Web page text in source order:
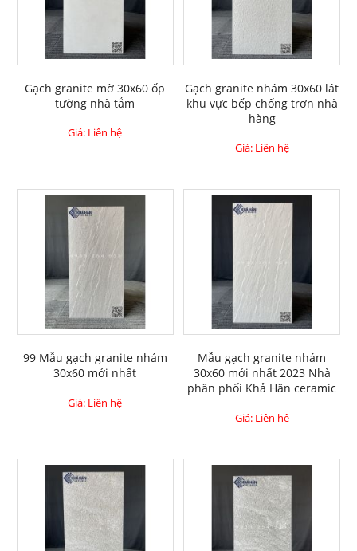
Gạch granite mờ 30x60 ốp
tường nhà tắm
Giá: Liên hệ
Gạch granite nhám 30x60 lát
khu vực bếp chống trơn nhà
hàng
Giá: Liên hệ
99 Mẫu gạch granite nhám
30x60 mới nhất
Giá: Liên hệ
Mẫu gạch granite nhám
30x60 mới nhất 2023 Nhà
phân phối Khả Hân ceramic
Giá: Liên hệ